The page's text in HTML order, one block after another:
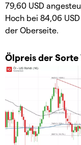
79,60 USD
Hoch bei 84,06
der Oberseite.
Ölpreis der Sorte